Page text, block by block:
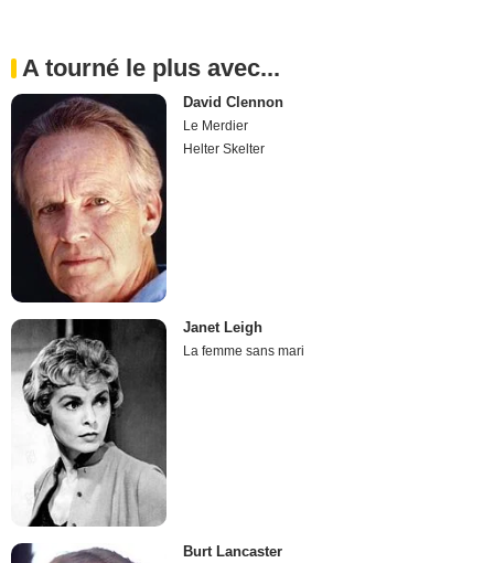
A tourné le plus avec...
David Clennon
Le Merdier
Helter Skelter
Janet Leigh
La femme sans mari
Burt Lancaster